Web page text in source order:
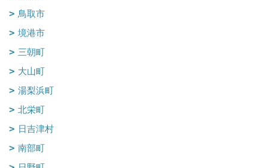
鳥取市
境港市
三朝町
大山町
湯梨浜町
北栄町
日吉津村
南部町